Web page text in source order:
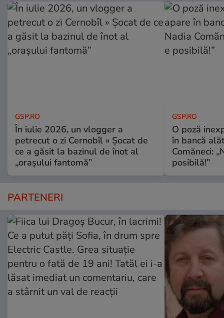
GSP.RO
În iulie 2026, un vlogger a
petrecut o zi Cernobîl » Șocat de
ce a găsit la bazinul de înot al
„orașului fantomă”
GSP.RO
O poză
în bancă
Comăneci:
posibilă!”
PARTENERI